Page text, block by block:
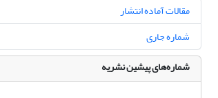
مقالات آماده انتشار
شماره جاری
شماره‌های پیشین نشریه